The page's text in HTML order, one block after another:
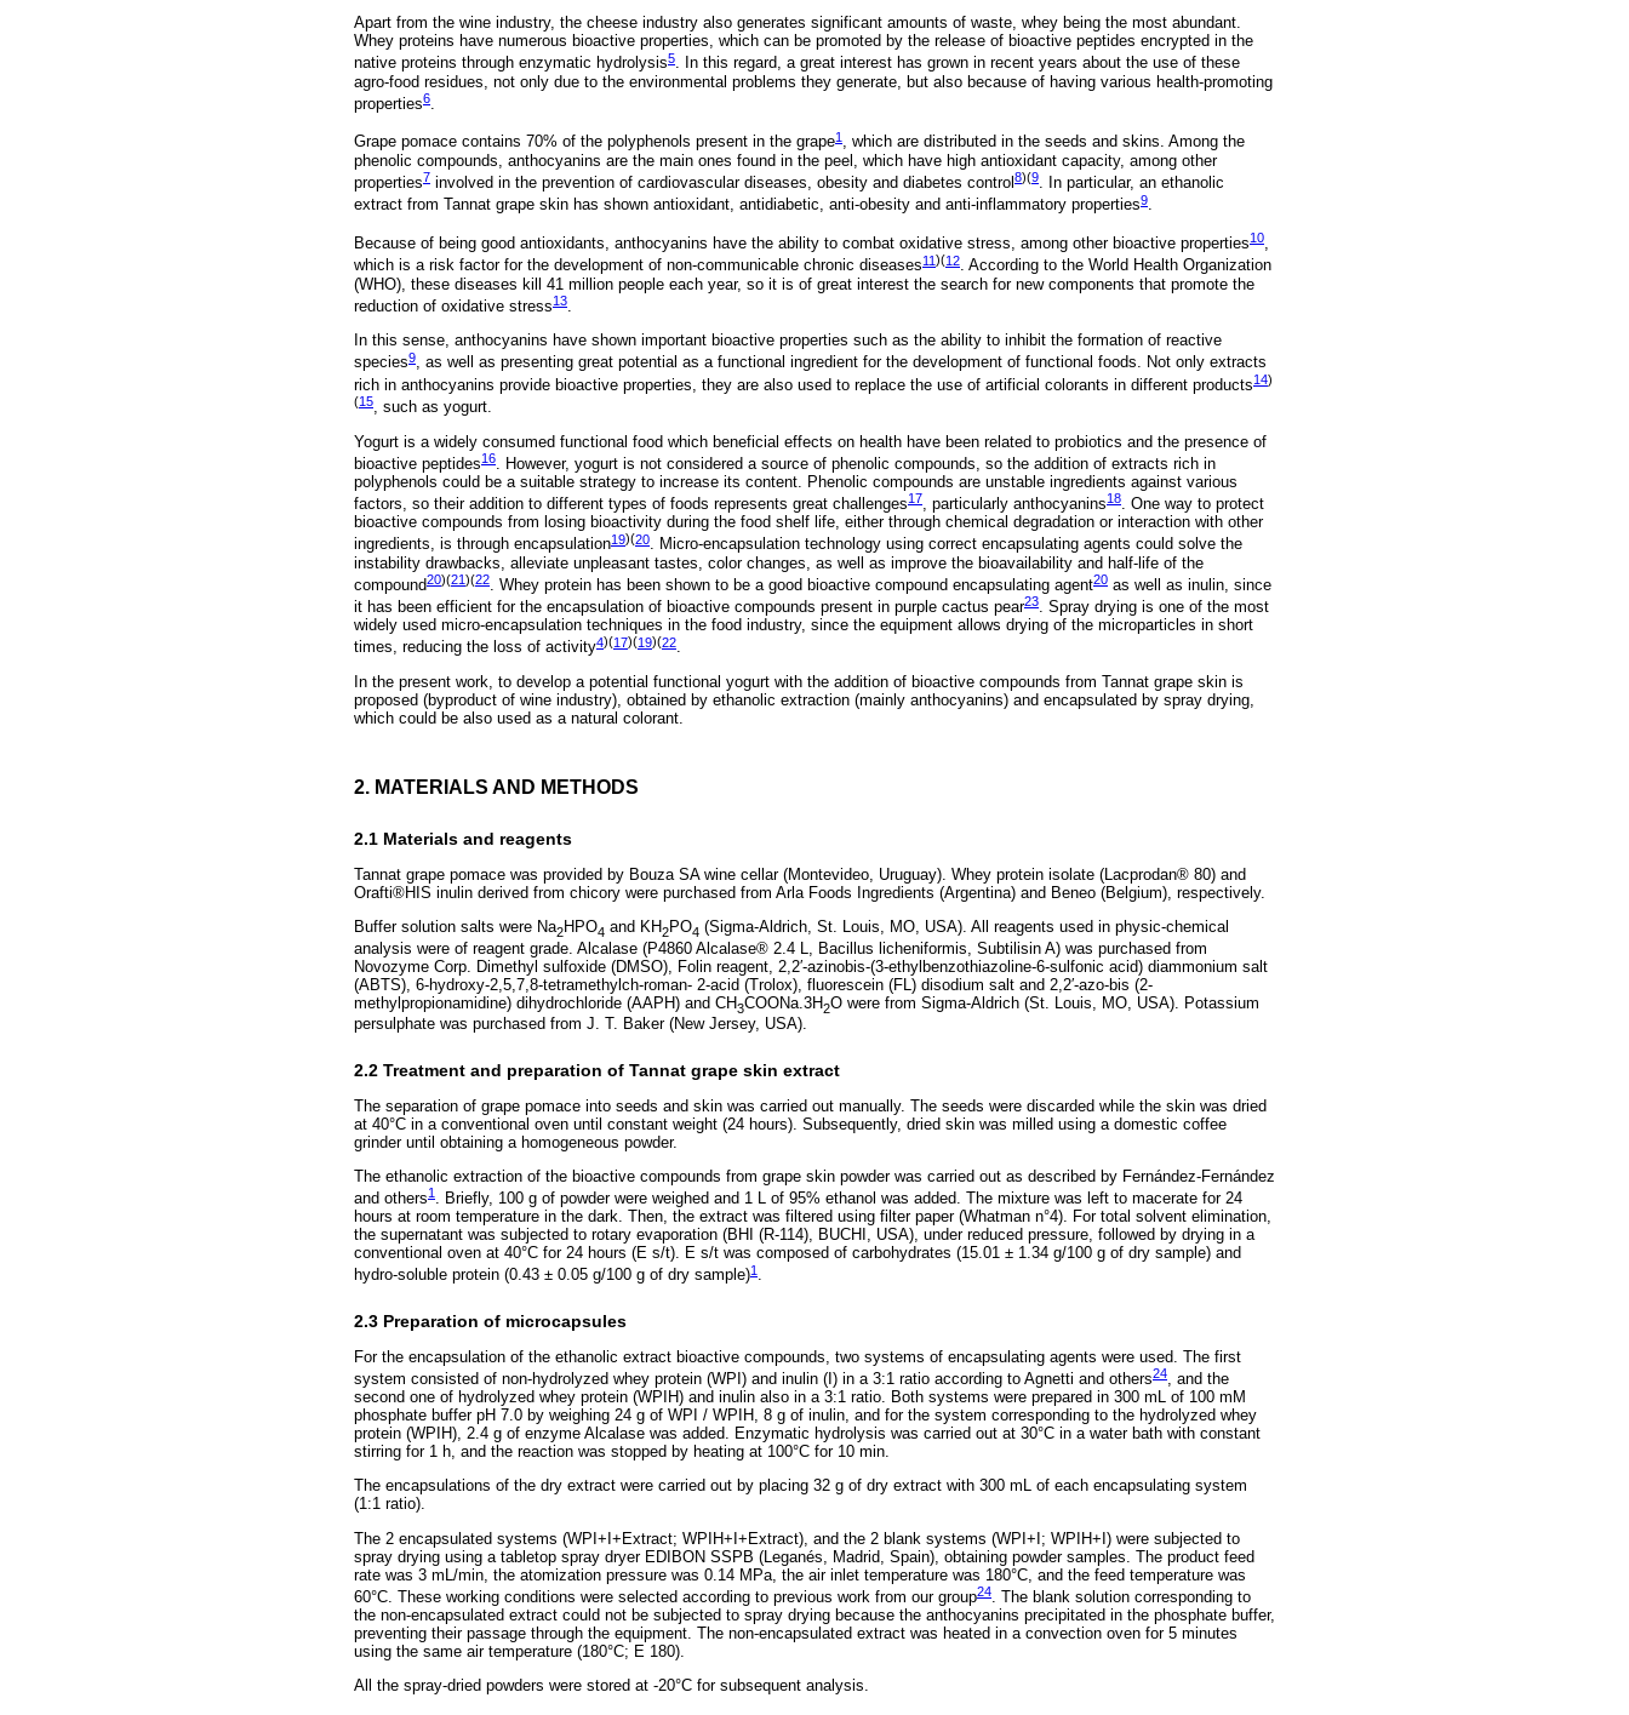
Apart from the wine industry, the cheese industry also generates significant amounts of waste, whey being the most abundant.
Whey proteins have numerous bioactive properties, which can be promoted by the release of bioactive peptides encrypted in the
native proteins through enzymatic hydrolysis5. In this regard, a great interest has grown in recent years about the use of these
agro-food residues, not only due to the environmental problems they generate, but also because of having various health-promoting
properties6.
Grape pomace contains 70% of the polyphenols present in the grape1 , which are distributed in the seeds and skins. Among the
phenolic compounds, anthocyanins are the main ones found in the peel, which have high antioxidant capacity, among other
properties7 involved in the prevention of cardiovascular diseases, obesity and diabetes control 8)(9. In particular, an ethanolic
extract from Tannat grape skin has shown antioxidant, antidiabetic, anti-obesity and anti-inflammatory properties9.
Because of being good antioxidants, anthocyanins have the ability to combat oxidative stress, among other bioactive properties10,
which is a risk factor for the development of non-communicable chronic diseases11)(12. According to the World Health Organization
(WHO), these diseases kill 41 million people each year, so it is of great interest the search for new components that promote the
reduction of oxidative stress13
In this sense, anthocyanins have shown important bioactive properties such as the ability to inhibit the formation of reactive
species9, as well as presenting great potential as a functional ingredient for the development of functional foods. Not only extracts
rich in anthocyanins provide bioactive properties, they are also used to replace the use of artificial colorants in different products14)
(15, such as yogurt.
Yogurt is a widely consumed functional food which beneficial effects on health have been related to probiotics and the presence of
bioactive peptides16
. However, yogurt is not considered a source of phenolic compounds, so the addition of extracts rich in
polyphenols could be a suitable strategy to increase its content. Phenolic compounds are unstable ingredients against various
factors, so their addition to different types of foods represents great challenges17, particularly anthocyanins18. One way to protect
bioactive compounds from losing bioactivity during the food shelf life, either through chemical degradation or interaction with other
ingredients, is through encapsulation19)(20. Micro-encapsulation technology using correct encapsulating agents could solve the
instability drawbacks, alleviate unpleasant tastes, color changes, as well as improve the bioavailability and half-life of the
compound20)(21)(22. Whey protein has been shown to be a good bioactive compound encapsulating agent20 as well as inulin, since
it has been efficient for the encapsulation of bioactive compounds present in purple cactus pear23. Spray drying is one of the most
widely used micro-encapsulation techniques in the food industry, since the equipment allows drying of the microparticles in short
times, reducing the loss of activity4)(17)(19)(22.
In the present work, to develop a potential functional yogurt with the addition of bioactive compounds from Tannat grape skin is
proposed (byproduct of wine industry), obtained by ethanolic extraction (mainly anthocyanins) and encapsulated by spray drying,
which could be also used as a natural colorant.
2. MATERIALS AND METHODS
2.1 Materials and reagents
Tannat grape pomace was provided by Bouza SA wine cellar (Montevideo, Uruguay). Whey protein isolate (Lacprodan® 80) and
Orafti®HIS inulin derived from chicory were purchased from Arla Foods Ingredients (Argentina) and Beneo (Belgium), respectively.
Buffer solution salts were Na2HPO4 and KH2PO4 (Sigma-Aldrich, St. Louis, MO, USA). All reagents used in physic-chemical
analysis were of reagent grade. Alcalase (P4860 Alcalase® 2.4 L, Bacillus licheniformis, Subtilisin A) was purchased from
Novozyme Corp. Dimethyl sulfoxide (DMSO), Folin reagent, 2,2′-azinobis-(3-ethylbenzothiazoline-6-sulfonic acid) diammonium salt
(ABTS), 6-hydroxy-2,5,7,8-tetramethylch-roman- 2-acid (Trolox), fluorescein (FL) disodium salt and 2,2′-azo-bis (2-
methylpropionamidine) dihydrochloride (AAPH) and CH3COONa.3H2O were from Sigma-Aldrich (St. Louis, MO, USA). Potassium
persulphate was purchased from J. T. Baker (New Jersey, USA).
2.2 Treatment and preparation of Tannat grape skin extract
The separation of grape pomace into seeds and skin was carried out manually. The seeds were discarded while the skin was dried
at 40°C in a conventional oven until constant weight (24 hours). Subsequently, dried skin was milled using a domestic coffee
grinder until obtaining a homogeneous powder.
The ethanolic extraction of the bioactive compounds from grape skin powder was carried out as described by Fernández-Fernández
and others1 . Briefly, 100 g of powder were weighed and 1 L of 95% ethanol was added. The mixture was left to macerate for 24
hours at room temperature in the dark. Then, the extract was filtered using filter paper (Whatman n°4). For total solvent elimination,
the supernatant was subjected to rotary evaporation (BHI (R-114), BUCHI, USA), under reduced pressure, followed by drying in a
conventional oven at 40°C for 24 hours (E s/t). E s/t was composed of carbohydrates (15.01 ± 1.34 g/100 g of dry sample) and
hydro-soluble protein (0.43 ± 0.05 g/100 g of dry sample)1 .
2.3 Preparation of microcapsules
For the encapsulation of the ethanolic extract bioactive compounds, two systems of encapsulating agents were used. The first
system consisted of non-hydrolyzed whey protein (WPI) and inulin (I) in a 3:1 ratio according to Agnetti and others24, and the
second one of hydrolyzed whey protein (WPIH) and inulin also in a 3:1 ratio. Both systems were prepared in 300 mL of 100 mM
phosphate buffer pH 7.0 by weighing 24 g of WPI / WPIH, 8 g of inulin, and for the system corresponding to the hydrolyzed whey
protein (WPIH), 2.4 g of enzyme Alcalase was added. Enzymatic hydrolysis was carried out at 30°C in a water bath with constant
stirring for 1 h, and the reaction was stopped by heating at 100°C for 10 min.
The encapsulations of the dry extract were carried out by placing 32 g of dry extract with 300 mL of each encapsulating system
(1:1 ratio).
The 2 encapsulated systems (WPI+I+Extract; WPIH+I+Extract), and the 2 blank systems (WPI+I; WPIH+I) were subjected to
spray drying using a tabletop spray dryer EDIBON SSPB (Leganés, Madrid, Spain), obtaining powder samples. The product feed
rate was 3 mL/min, the atomization pressure was 0.14 MPa, the air inlet temperature was 180°C, and the feed temperature was
60°C. These working conditions were selected according to previous work from our group24
. The blank solution corresponding to
the non-encapsulated extract could not be subjected to spray drying because the anthocyanins precipitated in the phosphate buffer,
preventing their passage through the equipment. The non-encapsulated extract was heated in a convection oven for 5 minutes
using the same air temperature (180°C; E 180).
All the spray-dried powders were stored at -20°C for subsequent analysis.